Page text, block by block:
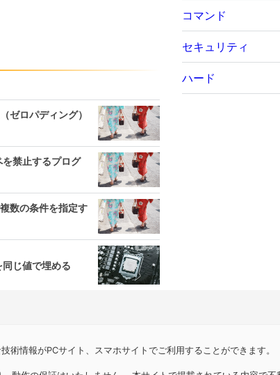
ロパディング）
禁止するプログ
数の条件を指定す
じ値で埋める
コマンド
セキュリティ
ハード
情報がPCサイト、スマホサイトでご利用することができます。